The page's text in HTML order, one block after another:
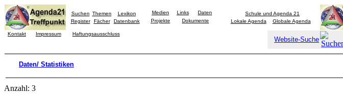
Suchen Themen
Lexikon
Register
Fächer Datenbank
Medien Links
Daten
Projekte
Dokumente
Schule und Agenda 21
Lokale Agenda
Globale Agenda
Kontakt Impressum Haftungsausschluss
Website-Suche
Daten/ Statistiken
Anzahl: 3